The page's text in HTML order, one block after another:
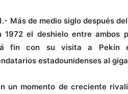
Más de medio siglo después
1972 el deshielo entre ambos
fin con su visita a Pekín
estadounidenses al
un momento de creciente